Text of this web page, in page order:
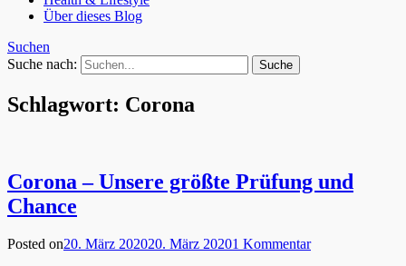
Über dieses Blog
Suchen
Suche nach:
Schlagwort: Corona
Corona – Unsere größte Prüfung und
Chance
Posted on20. März 202020. März 20201 Kommentar